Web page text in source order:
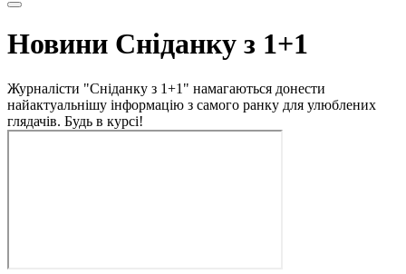
Новини Сніданку з 1+1
Журналісти "Сніданку з 1+1" намагаються донести
найактуальнішу інформацію з самого ранку для улюблених
глядачів. Будь в курсі!